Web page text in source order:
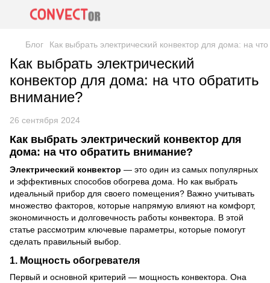
Блог Как выбрать электрический конвектор для дома: на
Как выбрать электрический
конвектор для дома: на что обратить
внимание?
26 сентября 2024
Как выбрать электрический конвектор для
дома: на что обратить внимание?
Электрический конвектор — это один из самых популярных
и эффективных способов обогрева дома. Но как выбрать
идеальный прибор для своего помещения? Важно учитывать
множество факторов, которые напрямую влияют на комфорт,
экономичность и долговечность работы конвектора. В этой
статье рассмотрим ключевые параметры, которые помогут
сделать правильный выбор.
1. Мощность обогревателя
Первый и основной критерий — мощность конвектора. Она